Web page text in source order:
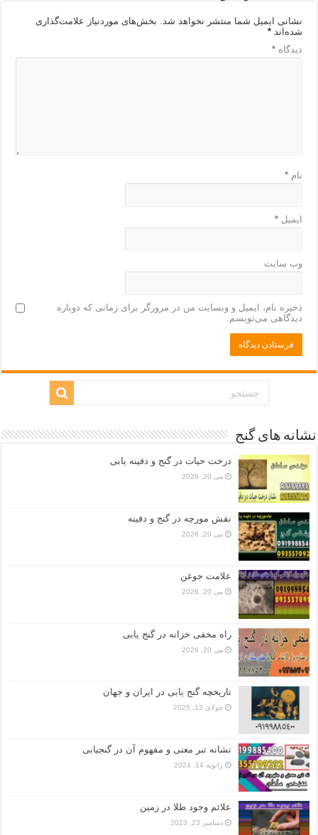
نشانی ایمیل شما منتشر نخواهد شد. بخش‌های موردنیاز علامت‌گذاری
شده‌اند*
دیدگاه*
نام*
ایمیل*
وب‌ سایت
ذخیره نام، ایمیل و وبسایت من در مرورگر برای زمانی که دوباره
دیدگاهی می‌نویسم.
نشانه های گنج
درخت حیات در گنج و دفینه یابی
می 20, 2026
نقش مورچه در گنج و دفینه
می 20, 2026
علامت جوغن
می 20, 2026
راه مخفی خزانه در گنج یابی
می 20, 2026
تاریخچه گنج‌ یابی در ایران و جهان
جولای 13, 2025
نشانه تبر معنی و مفهوم آن در گنجیابی
ژانویه 14, 2024
علائم وجود طلا در زمین
دسامبر 23, 2023